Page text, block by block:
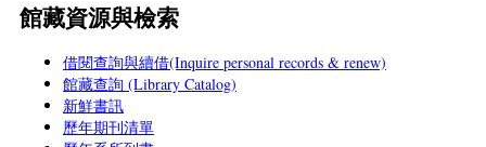
館藏資源與檢索
借閱查詢與續借(Inquire personal records & renew)
館藏查詢 (Library Catalog)
新鮮書訊
歷年期刊清單